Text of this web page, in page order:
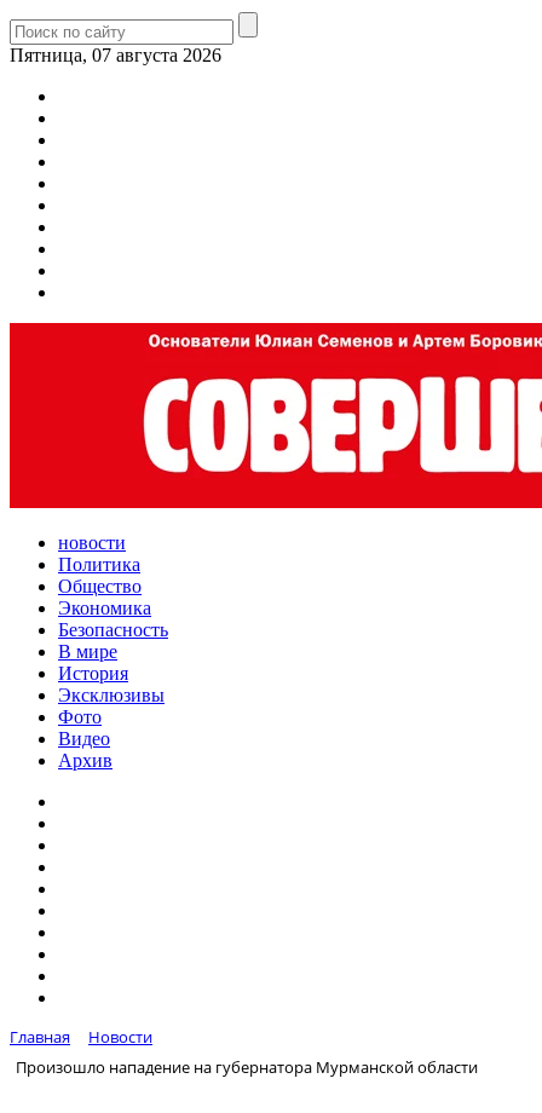
Пятница, 07 августа 2026
новости
Политика
Общество
Экономика
Безопасность
В мире
История
Эксклюзивы
Фото
Видео
Архив
Главная
Новости
Произошло нападение на губернатора Мурманской области